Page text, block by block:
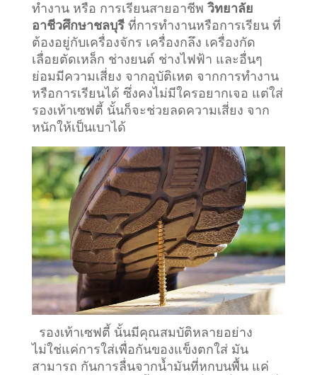
ทำงาน หรือ การเรียนสายอาชีพ วิทยาลัย
อาชีวศึกษาชลบุรีที่การทำงานหรือการเรียน ที่
ต้องอยู่กับเครื่องจักร เครื่องกลึง เครื่องกัด
เลื่อยตัดเหล็ก ช่างยนต์ ช่างไฟฟ้า และอื่นๆ
ย่อมมีความเสี่ยง จากอุบัติเหต จากการทำงาน
หรือการเรียนได้ ซึ่งคงไม่มีใครอยากเจอ แต่ใส่
รองเท้าเซฟตี้ นั้นก็จะช่วยลดความเสี่ยง จาก
หนักให้เป็นเบาได้
รองเท้าเซฟตี้ นั้นมีคุณสมบัติหลายอย่าง
ไม่ใช่แค่การใส่เพื่อกันของแข็งตกใส่ มัน
สามารถ กันการลื่นจากน้ำมันที่หกบนพื้น แค่